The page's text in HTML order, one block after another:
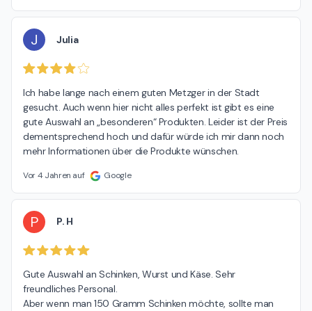
J Julia
Ich habe lange nach einem guten Metzger in der Stadt
gesucht. Auch wenn hier nicht alles perfekt ist gibt es eine
gute Auswahl an „besonderen“ Produkten. Leider ist der Preis
dementsprechend hoch und dafür würde ich mir dann noch
mehr Informationen über die Produkte wünschen.
Vor 4 Jahren auf Google
P P. H
Gute Auswahl an Schinken, Wurst und Käse. Sehr
freundliches Personal.
Aber wenn man 150 Gramm Schinken möchte, sollte man